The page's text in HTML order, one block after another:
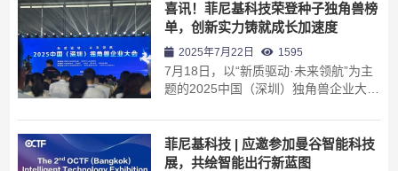
喜讯！菲尼基科技荣登种子独角兽榜
单，创新实力铸就成长加速度
2025年7月22日 1595
7月18日，以“新质驱动·未来领航”为主
题的2025中国（深圳）独角兽企业大会
菲尼基科技 | 应邀参加曼谷智能科技
展，共绘智能出行新蓝图